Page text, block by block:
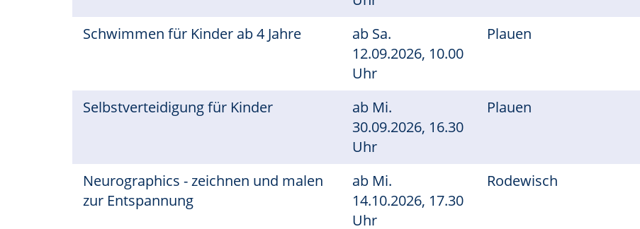
Schwimmen für Kinder ab 4 Jahre ab Sa.
12.09.2026, 10.00
Uhr
Plauen
Selbstverteidigung für Kinder ab Mi.
30.09.2026, 16.30
Uhr
Plauen
Neurographics - zeichnen und malen
zur Entspannung
ab Mi.
14.10.2026, 17.30
Uhr
Rodewisch